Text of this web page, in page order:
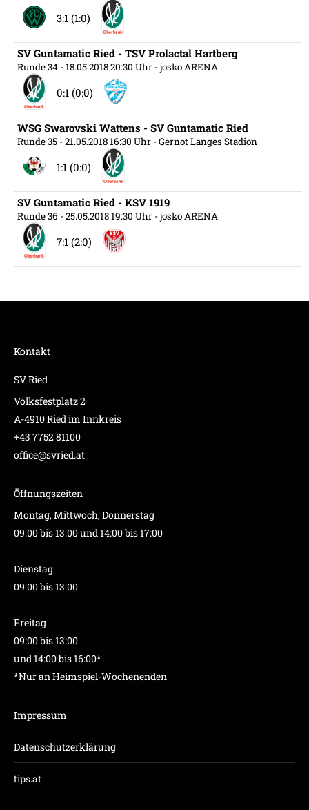
3:1 (1:0)
SV Guntamatic Ried - TSV Prolactal Hartberg
Runde 34 - 18.05.2018 20:30 Uhr - josko ARENA
0:1 (0:0)
WSG Swarovski Wattens - SV Guntamatic Ried
Runde 35 - 21.05.2018 16:30 Uhr - Gernot Langes Stadion
1:1 (0:0)
SV Guntamatic Ried - KSV 1919
Runde 36 - 25.05.2018 19:30 Uhr - josko ARENA
7:1 (2:0)
Kontakt
SV Ried
Volksfestplatz 2
A-4910 Ried im Innkreis
+43 7752 81100
office@svried.at
Öffnungszeiten
Montag, Mittwoch, Donnerstag
09:00 bis 13:00 und 14:00 bis 17:00
Dienstag
09:00 bis 13:00
Freitag
09:00 bis 13:00
und 14:00 bis 16:00*
*Nur an Heimspiel-Wochenenden
Impressum
Datenschutzerklärung
tips.at